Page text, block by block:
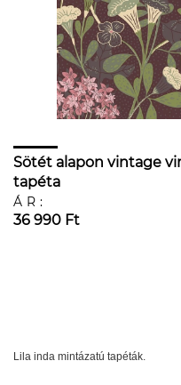
Sötét alapon vintage
tapéta
ÁR:
36 990 Ft
Lila inda mintázatú tapéták.